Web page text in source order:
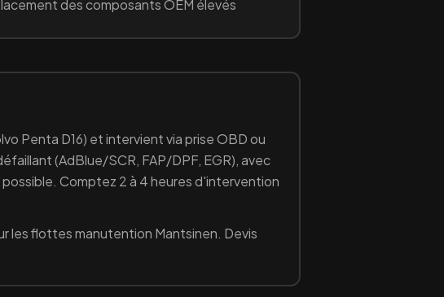
des composants OEM élevés
Penta D16) et intervient via prise OBD ou
(AdBlue/SCR, FAP/DPF, EGR), avec
Comptez 2 à 4 heures d'intervention
les flottesmanutention Mantsinen. Devis